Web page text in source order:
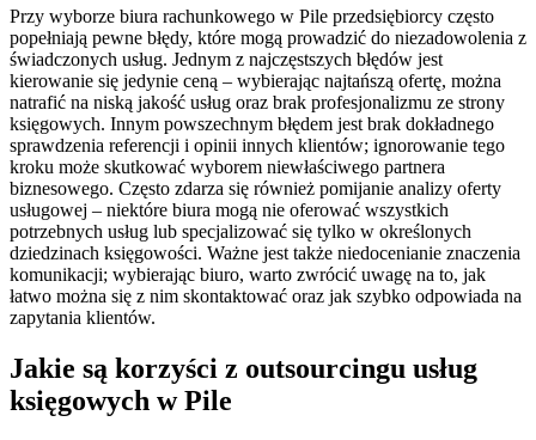
Przy wyborze biura rachunkowego w Pile przedsiębiorcy często
popełniają pewne błędy, które mogą prowadzić do niezadowolenia z
świadczonych usług. Jednym z najczęstszych błędów jest
kierowanie się jedynie ceną – wybierając najtańszą ofertę, można
natrafić na niską jakość usług oraz brak profesjonalizmu ze strony
księgowych. Innym powszechnym błędem jest brak dokładnego
sprawdzenia referencji i opinii innych klientów; ignorowanie tego
kroku może skutkować wyborem niewłaściwego partnera
biznesowego. Często zdarza się również pomijanie analizy oferty
usługowej – niektóre biura mogą nie oferować wszystkich
potrzebnych usług lub specjalizować się tylko w określonych
dziedzinach księgowości. Ważne jest także niedocenianie znaczenia
komunikacji; wybierając biuro, warto zwrócić uwagę na to, jak
łatwo można się z nim skontaktować oraz jak szybko odpowiada na
zapytania klientów.
Jakie są korzyści z outsourcingu usług
księgowych w Pile